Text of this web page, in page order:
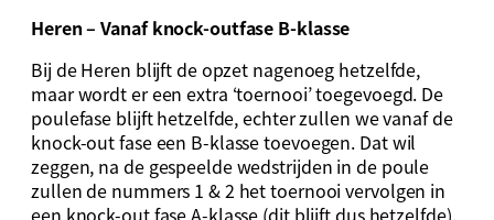
Heren – Vanaf knock-outfase B-klasse
Bij de Heren blijft de opzet nagenoeg hetzelfde,
maar wordt er een extra ‘toernooi’ toegevoegd. De
poulefase blijft hetzelfde, echter zullen we vanaf de
knock-out fase een B-klasse toevoegen. Dat wil
zeggen, na de gespeelde wedstrijden in de poule
zullen de nummers 1 & 2 het toernooi vervolgen in
een knock-out fase A-klasse (dit blijft dus hetzelfde).